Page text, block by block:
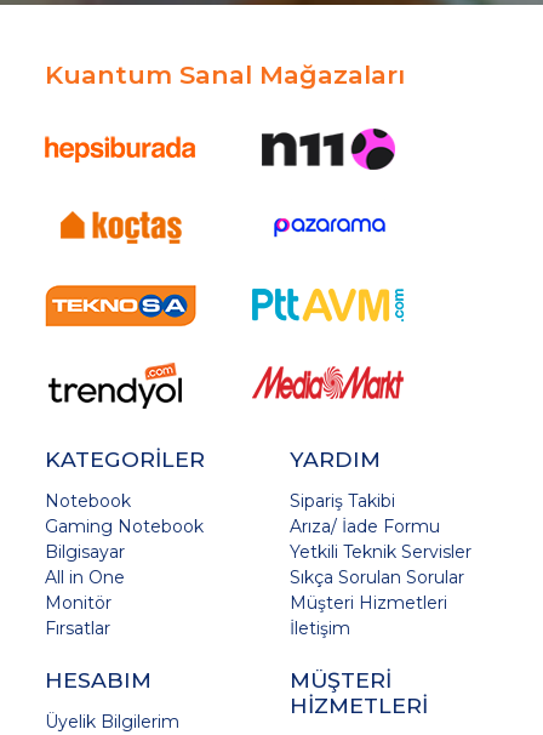
Kuantum Sanal Mağazaları
KATEGORİLER
Notebook
Gaming Notebook
Bilgisayar
All in One
Monitör
Fırsatlar
YARDIM
Sipariş Takibi
Arıza/ İade Formu
Yetkili Teknik Servisler
Sıkça Sorulan Sorular
Müşteri Hizmetleri
İletişim
HESABIM
Üyelik Bilgilerim
MÜŞTERİ
HİZMETLERİ